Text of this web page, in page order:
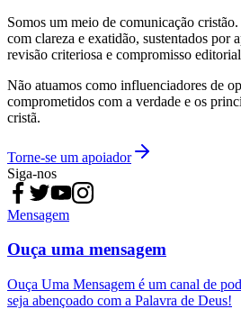
Somos um meio de comunicação
com clareza e exatidão, sustentados por
revisão criteriosa e compromisso
Não atuamos como influenciadores de
comprometidos com a verdade e os
cristã.
Torne-se um apoiador
Siga-nos
Mensagem
Ouça uma mensagem
Ouça Uma Mensagem é um canal de
seja abençoado com a Palavra de Deus!